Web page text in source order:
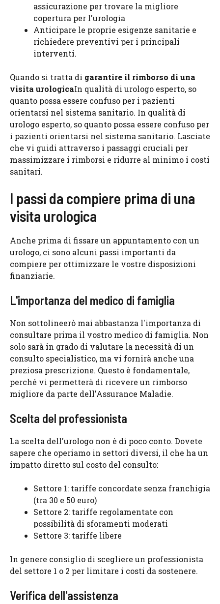
assicurazione per trovare la migliore
copertura per l'urologia
Anticipare le proprie esigenze sanitarie e
richiedere preventivi per i principali
interventi.
Quando si tratta di garantire il rimborso di una
visita urologicaIn qualità di urologo esperto, so
quanto possa essere confuso per i pazienti
orientarsi nel sistema sanitario. In qualità di
urologo esperto, so quanto possa essere confuso per
i pazienti orientarsi nel sistema sanitario. Lasciate
che vi guidi attraverso i passaggi cruciali per
massimizzare i rimborsi e ridurre al minimo i costi
sanitari.
I passi da compiere prima di una
visita urologica
Anche prima di fissare un appuntamento con un
urologo, ci sono alcuni passi importanti da
compiere per ottimizzare le vostre disposizioni
finanziarie.
L'importanza del medico di famiglia
Non sottolineerò mai abbastanza l'importanza di
consultare prima il vostro medico di famiglia. Non
solo sarà in grado di valutare la necessità di un
consulto specialistico, ma vi fornirà anche una
preziosa prescrizione. Questo è fondamentale,
perché vi permetterà di ricevere un rimborso
migliore da parte dell'Assurance Maladie.
Scelta del professionista
La scelta dell'urologo non è di poco conto. Dovete
sapere che operiamo in settori diversi, il che ha un
impatto diretto sul costo del consulto:
Settore 1: tariffe concordate senza franchigia
(tra 30 e 50 euro)
Settore 2: tariffe regolamentate con
possibilità di sforamenti moderati
Settore 3: tariffe libere
In genere consiglio di scegliere un professionista
del settore 1 o 2 per limitare i costi da sostenere.
Verifica dell'assistenza